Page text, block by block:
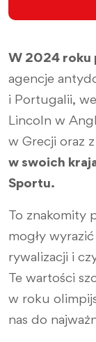
W 2024 roku
agencje
i Portugalii,
Lincoln w
w Grecji oraz
w swoich
Sportu.
To
mogły
rywalizacji i
Te wartości
w roku
nas do